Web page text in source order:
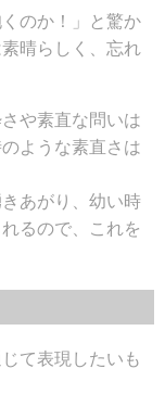
のか！」と驚か
晴らしく、忘れ
や素直な問いは
ような素直さは
あがり、幼い時
るので、これを
て表現したいも